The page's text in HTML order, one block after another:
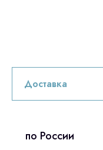
по России